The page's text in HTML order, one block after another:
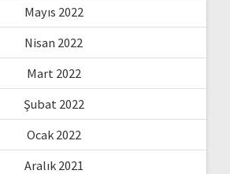
Mayıs 2022
Nisan 2022
Mart 2022
Şubat 2022
Ocak 2022
Aralık 2021